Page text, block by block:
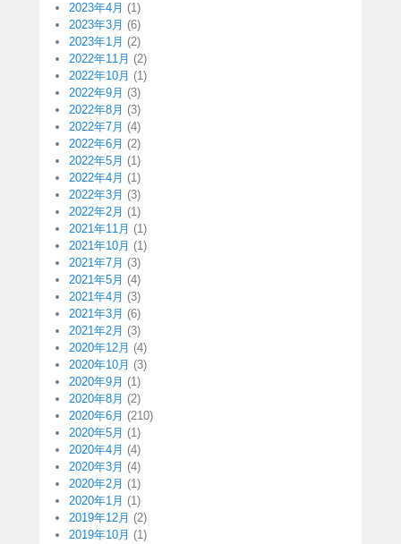
2023年4月 (1)
2023年3月 (6)
2023年1月 (2)
2022年11月 (2)
2022年10月 (1)
2022年9月 (3)
2022年8月 (3)
2022年7月 (4)
2022年6月 (2)
2022年5月 (1)
2022年4月 (1)
2022年3月 (3)
2022年2月 (1)
2021年11月 (1)
2021年10月 (1)
2021年7月 (3)
2021年5月 (4)
2021年4月 (3)
2021年3月 (6)
2021年2月 (3)
2020年12月 (4)
2020年10月 (3)
2020年9月 (1)
2020年8月 (2)
2020年6月 (210)
2020年5月 (1)
2020年4月 (4)
2020年3月 (4)
2020年2月 (1)
2020年1月 (1)
2019年12月 (2)
2019年10月 (1)